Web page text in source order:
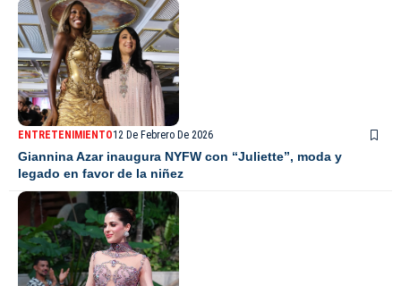
ENTRETENIMIENTO12 De Febrero De 2026
Giannina Azar inaugura NYFW con “Juliette”, moda y
legado en favor de la niñez